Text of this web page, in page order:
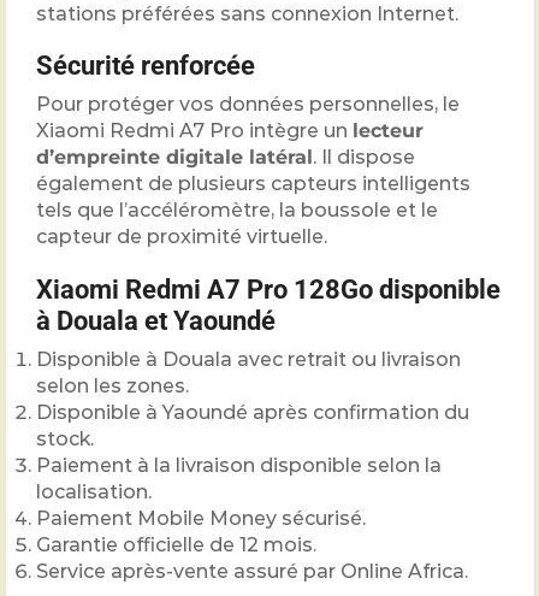
stations préférées sans connexion Internet.
Sécurité renforcée
Pour protéger vos données personnelles, le
Xiaomi Redmi A7 Pro intègre un lecteur
d’empreinte digitale latéral . Il dispose
également de plusieurs capteurs intelligents
tels que l’accéléromètre, la boussole et le
capteur de proximité virtuelle.
Xiaomi Redmi A7 Pro 128Go disponible
à Douala et Yaoundé
Disponible à Douala avec retrait ou livraison
selon les zones.
Disponible à Yaoundé après confirmation du
stock.
Paiement à la livraison disponible selon la
localisation.
Paiement Mobile Money sécurisé.
Garantie officielle de 12 mois.
Service après-vente assuré par Online Africa.